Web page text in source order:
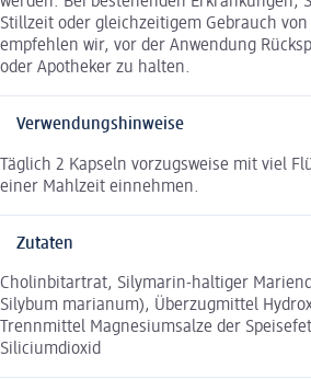
Stillzeit oder gleichzeitigem Gebrauch
empfehlen wir, vor der Anwendung
oder Apotheker zu halten.
Verwendungshinweise
Täglich 2 Kapseln vorzugsweise mit viel
einer Mahlzeit einnehmen.
Zutaten
Cholinbitartrat, Silymarin-haltiger
Silybum marianum), Überzugmittel
Trennmittel Magnesiumsalze der
Siliciumdioxid